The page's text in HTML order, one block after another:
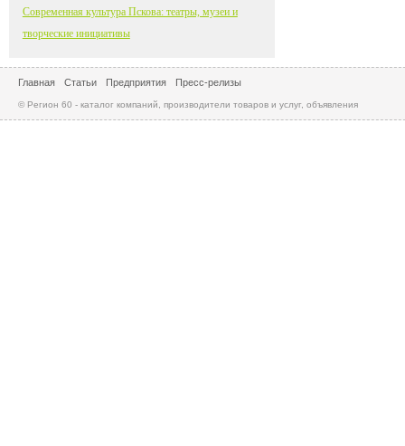
Современная культура Пскова: театры, музеи и
творческие инициативы
Главная Статьи Предприятия Пресс-релизы
© Регион 60 - каталог компаний, производители товаров и услуг, объявления